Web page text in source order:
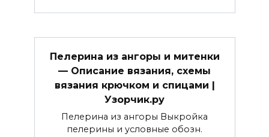
Пелерина из ангоры и митенки
— Описание вязания, схемы
вязания крючком и спицами |
Узорчик.ру
Пелерина из ангоры Выкройка
пелерины и условные обозн.